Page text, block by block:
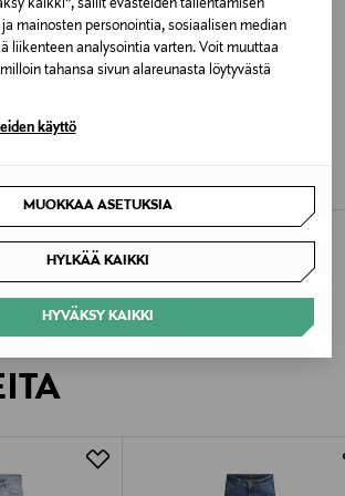
kaikki”, sallit evästeiden tallentamisen
mainosten personointia, sosiaalisen median
liikenteen analysointia varten. Voit muuttaa
tahansa sivun alareunasta löytyvästä
käyttö
MUOKKAA ASETUKSIA
HYLKÄÄ KAIKKI
HYVÄKSY KAIKKI
Metzingen, Germany
Discounted Price
46,00 € Original Price
115,95 €